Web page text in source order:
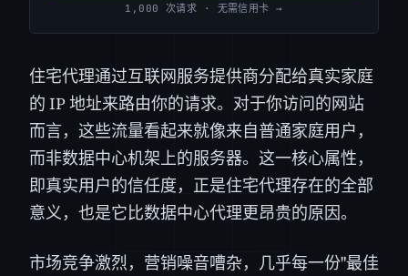
1,000 次请求 · 无需信用卡 →
住宅代理通过互联网服务提供商分配给真实家庭
的 IP 地址来路由你的请求。对于你访问的网站
而言，这些流量看起来就像来自普通家庭用户，
而非数据中心机架上的服务器。这一核心属性，
即真实用户的信任度，正是住宅代理存在的全部
意义，也是它比数据中心代理更昂贵的原因。
市场竞争激烈，营销噪音嘈杂，几乎每一份"最佳